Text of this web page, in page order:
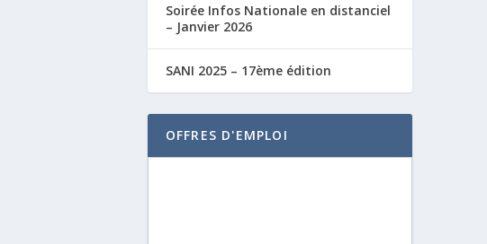
Soirée Infos Nationale en distanciel
– Janvier 2026
SANI 2025 – 17ème édition
OFFRES D'EMPLOI